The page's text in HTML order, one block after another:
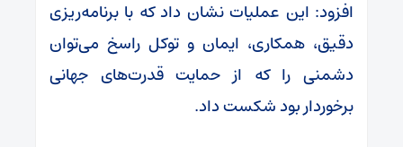
افزود: این عملیات نشان داد که با برنامه‌ریزی
دقیق، همکاری، ایمان و توکل راسخ می‌توان
دشمنی را که از حمایت قدرت‌های جهانی
برخوردار بود شکست داد.